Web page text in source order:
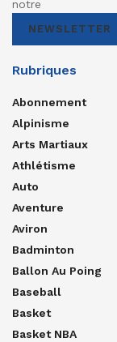
notre
NEWSLETTER
Rubriques
Abonnement
Alpinisme
Arts Martiaux
Athlétisme
Auto
Aventure
Aviron
Badminton
Ballon Au Poing
Baseball
Basket
Basket NBA